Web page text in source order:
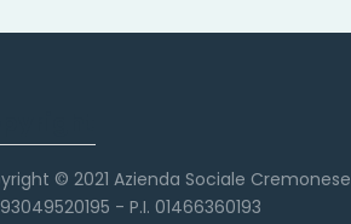
© 2021 Azienda Sociale Cremonese
- P.I. 01466360193